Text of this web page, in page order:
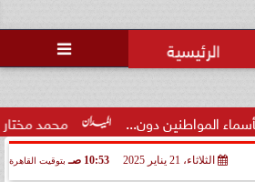

محمد مختار جمعة: بدل البطالة
الثلاثاء، 21 يناير 2025 10:53 صـ بتوقيت القاهرة
حالة غليان في نادي الشيخ زايد:
اتهامات للجنة المؤقتة بـ ”التواطؤ”